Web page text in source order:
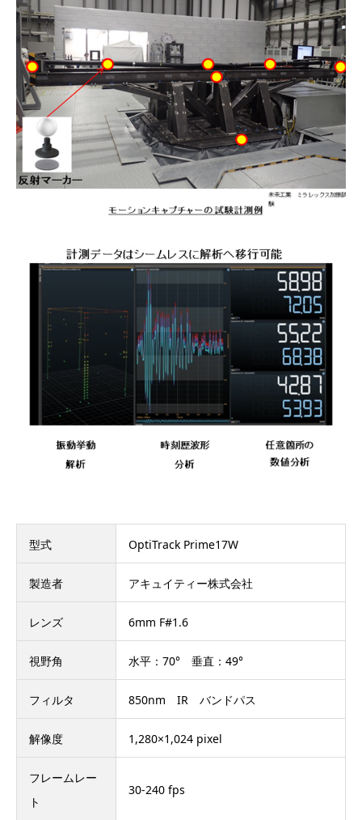
型式 OptiTrack Prime17W
製造者 アキュイティー株式会社
レンズ 6mm F#1.6
視野角 水平：70° 垂直：49°
フィルタ 850nm IR バンドパス
解像度 1,280×1,024 pixel
フレームレー
ト
30-240 fps